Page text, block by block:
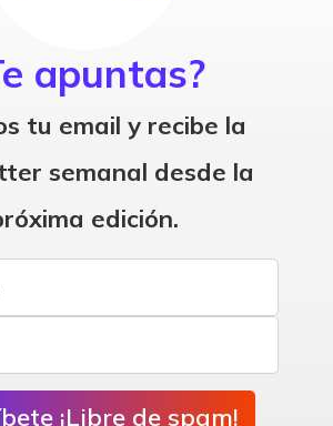
apuntas?
tu email y recibe la
semanal desde la
edición.
¡Libre de spam!